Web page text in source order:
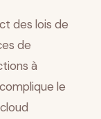
des lois de
de
à
le